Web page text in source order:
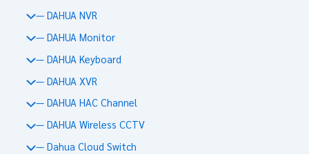
— DAHUA NVR
— DAHUA Monitor
— DAHUA Keyboard
— DAHUA XVR
— DAHUA HAC Channel
— DAHUA Wireless CCTV
— Dahua Cloud Switch